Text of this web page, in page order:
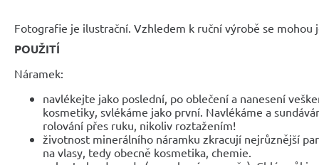
Fotografie je ilustrační. Vzhledem k ruční výrobě se
POUŽITÍ
Náramek:
navlékejte jako poslední, po oblečení a nanesení
kosmetiky, svlékáme jako první. Navlékáme a
rolování přes ruku, nikoliv roztažením!
životnost minerálního náramku zkracují nejrůznější
na vlasy, tedy obecně kosmetika, chemie.